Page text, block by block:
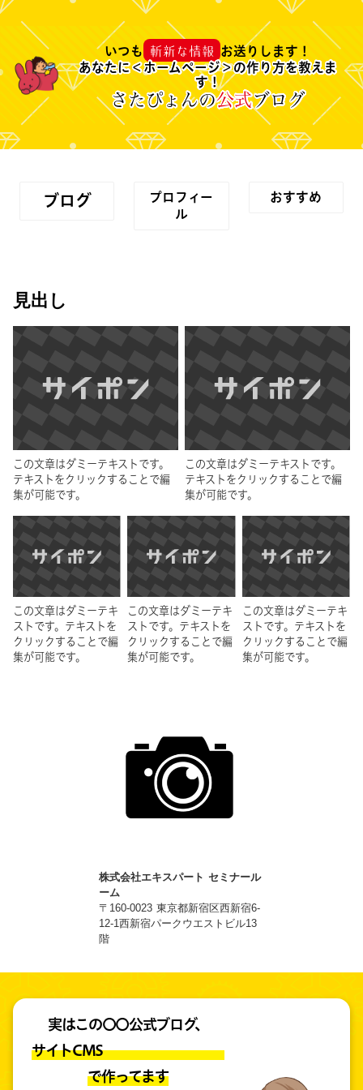
いつも 斬新な情報 お送りします！
あなたに＜ホームページ＞の作り方を教えま
す！
さたぴょんの公式ブログ
ブログ
プロフィー
ル
おすすめ
見出し
この文章はダミーテキストです。
テキストをクリックすることで編
集が可能です。
この文章はダミーテキストです。
テキストをクリックすることで編
集が可能です。
この文章はダミーテキ
ストです。テキストを
クリックすることで編
集が可能です。
この文章はダミーテキ
ストです。テキストを
クリックすることで編
集が可能です。
この文章はダミーテキ
ストです。テキストを
クリックすることで編
集が可能です。
株式会社エキスパート セミナール
ーム
〒160-0023 東京都新宿区西新宿6-
12-1西新宿パークウエストビル13
階
実はこの〇〇公式ブログ、
サイトCMS
で作ってます